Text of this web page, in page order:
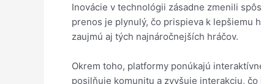
Inovácie v technológii zásadne zmenili
prenos je plynulý, čo prispieva k lepšiemu
zaujmú aj tých najnáročnejších hráčov.
Okrem toho, platformy ponúkajú
posilňuje komunitu a zvyšuje interakciu,